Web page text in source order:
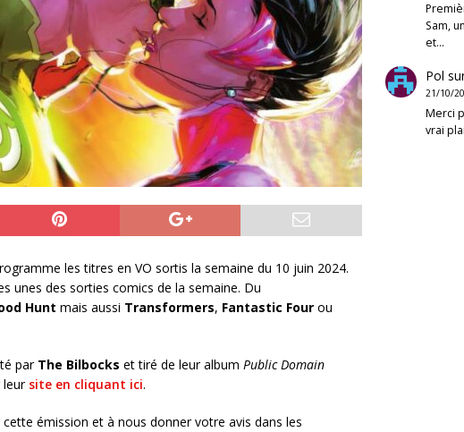
les titres en VO sortis la semaine du 10 juin 2024.
unes des sorties comics de la semaine. Du
Hunt mais aussi Transformers, Fantastic Four ou
par The Bilbocks et tiré de leur album Public Domain
leur site en cliquant ici.
émission et à nous donner votre avis dans les
Sam,
et…
Pol
21/10/
Merci
vrai